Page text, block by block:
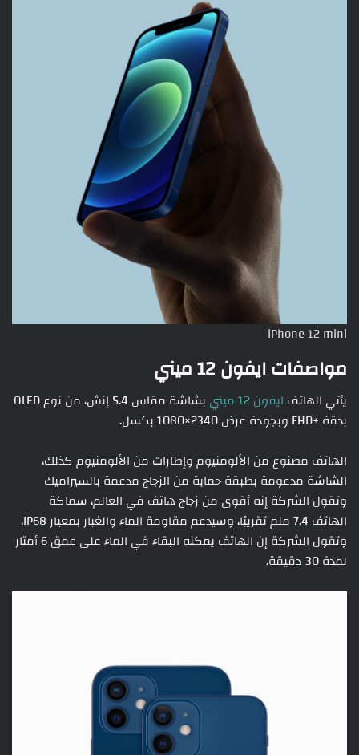
iPhone 12 mini
مواصفات ايفون 12 ميني
يأتي الهاتف ايفون 12 ميني
بشاشة مقاس 5.4 إنش، من نوع OLED
بدقة +FHD وبجودة عرض 2340×1080 بكسل.
الهاتف مصنوع من الألومنيوم وإطارات من الألومنيوم كذلك،
الشاشة مدعومة بطبقة حماية من الزجاج مدعمة بالسيراميك
وتقول الشركة إنه أقوى من زجاج هاتف في العالم، سماكة
الهاتف 7.4 ملم تقريبًا، وسيدعم مقاومة الماء والغبار بمعيار IP68،
وتقول الشركة إن الهاتف يمكنه البقاء في الماء على عمق 6 أمتار
لمدة 30 دقيقة.